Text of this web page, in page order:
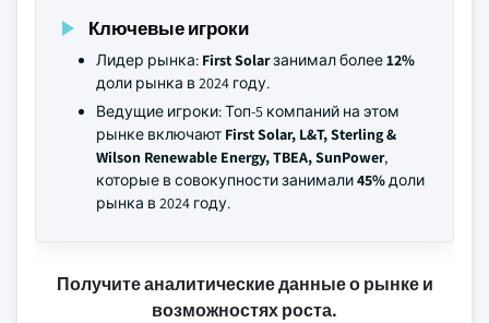
Ключевые игроки
Лидер рынка: First Solarзанимал более12%
доли рынка в 2024 году.
Ведущие игроки: Топ-5 компаний на этом
рынке включают First Solar, L&T, Sterling &
Wilson Renewable Energy, TBEA, SunPower,
которые в совокупности занимали45%доли
рынка в 2024 году.
Получите аналитические данные о рынке и
возможностях роста.